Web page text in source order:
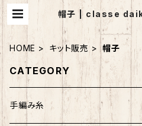
帽子 | classe
ッセ代官
HOME キット販売 帽子
CATEGORY
手編み糸